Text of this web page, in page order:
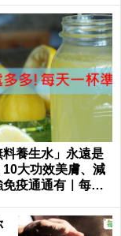
養生水」永遠是
10大功效美膚、減
免疫通通有｜每日